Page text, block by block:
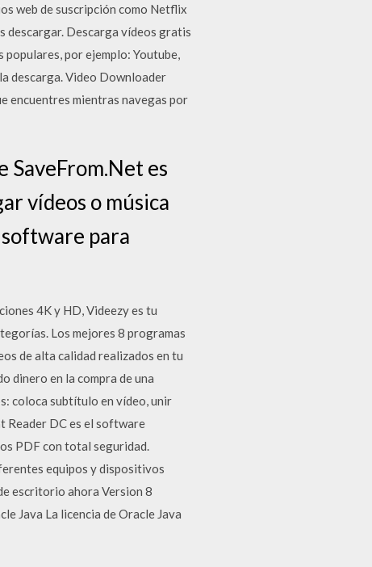
web de suscripción como Netflix
descargar. Descarga vídeos gratis
por ejemplo: Youtube,
descarga. Video Downloader
encuentres mientras navegas por
SaveFrom.Net es
vídeos o música
para
4K y HD, Videezy es tu
Los mejores 8 programas
de alta calidad realizados en tu
dinero en la compra de una
coloca subtítulo en vídeo, unir
Reader DC es el software
PDF con total seguridad.
equipos y dispositivos
escritorio ahora Version 8
Java La licencia de Oracle Java